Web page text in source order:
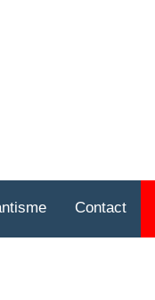
Contact